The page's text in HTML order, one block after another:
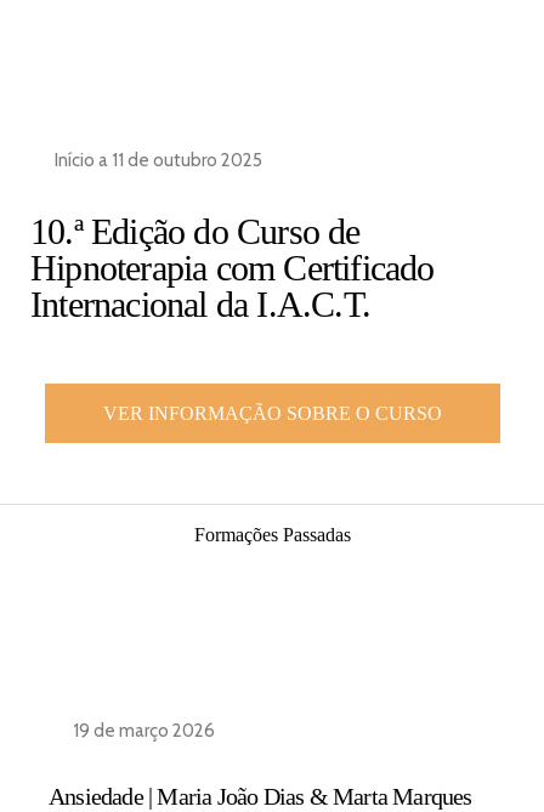
Início a 11 de outubro 2025
10.ª Edição do Curso de
Hipnoterapia com Certificado
Internacional da I.A.C.T.
VER INFORMAÇÃO SOBRE O CURSO
Formações Passadas
19 de março 2026
Ansiedade | Maria João Dias & Marta Marques